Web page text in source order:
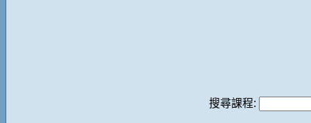
搜尋課程: